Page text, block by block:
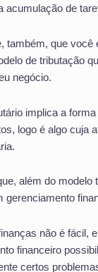
acumulação de
também, que você
de tributação
negócio.
implica a
logo é algo cuja
além do modelo
gerenciamento
não é fácil,
financeiro
certos